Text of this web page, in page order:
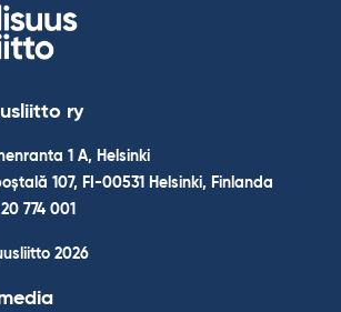
ry
1 A, Helsinki
107, FI-00531 Helsinki, Finlanda
774 001
2026